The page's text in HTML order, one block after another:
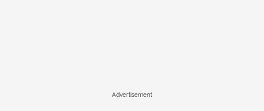
Advertisement